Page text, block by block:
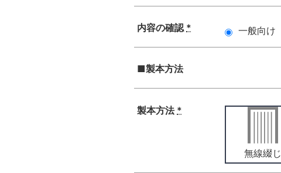
内容の確認 * 一般向け
■製本方法
製本方法 *
無線綴じ